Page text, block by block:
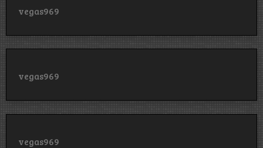
vegas969
vegas969
vegas969